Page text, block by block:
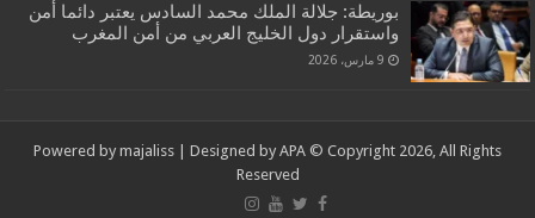
بوريطة: جلالة الملك محمد السادس يعتبر دائما أمن
واستقرار دول الخليج العربي من أمن المغرب
9 مارس، 2026
Powered by majaliss | Designed by APA © Copyright 2026, All Rights
Reserved